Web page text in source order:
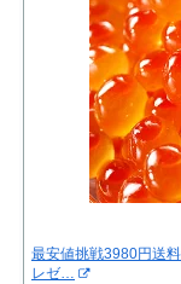
最安値挑戦3980円送
レゼ…